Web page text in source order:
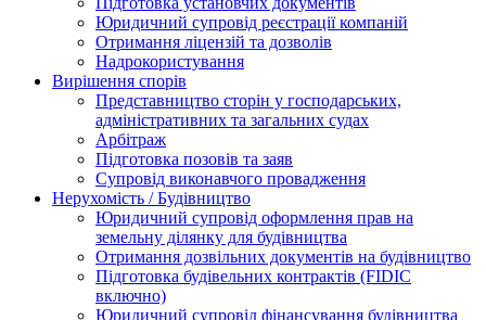
Юридичний супровід реєстрації компаній
Отримання ліцензій та дозволів
Надрокористування
Вирішення спорів
Представництво сторін у господарських,
адміністративних та загальних судах
Арбітраж
Підготовка позовів та заяв
Супровід виконавчого провадження
Нерухомість / Будівництво
Юридичний супровід оформлення прав на
земельну ділянку для будівництва
Отримання дозвільних документів на будівництво
Підготовка будівельних контрактів (FIDIC
включно)
Юридичний супровід фінансування будівництва